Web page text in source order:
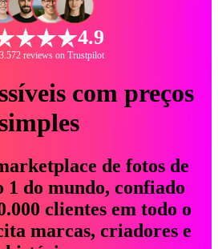
4.9
reviews on Trustpilot
com preços
simples
de fotos de
1 do mundo, confiado
clientes em todo o
marcas, criadores e